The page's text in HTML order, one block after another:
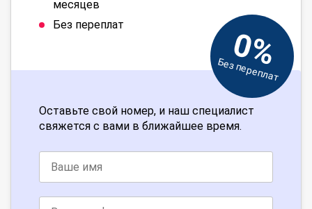
месяцев
Без переплат
0%
Без переплат
Оставьте свой номер, и наш специалист
свяжется с вами в ближайшее время.